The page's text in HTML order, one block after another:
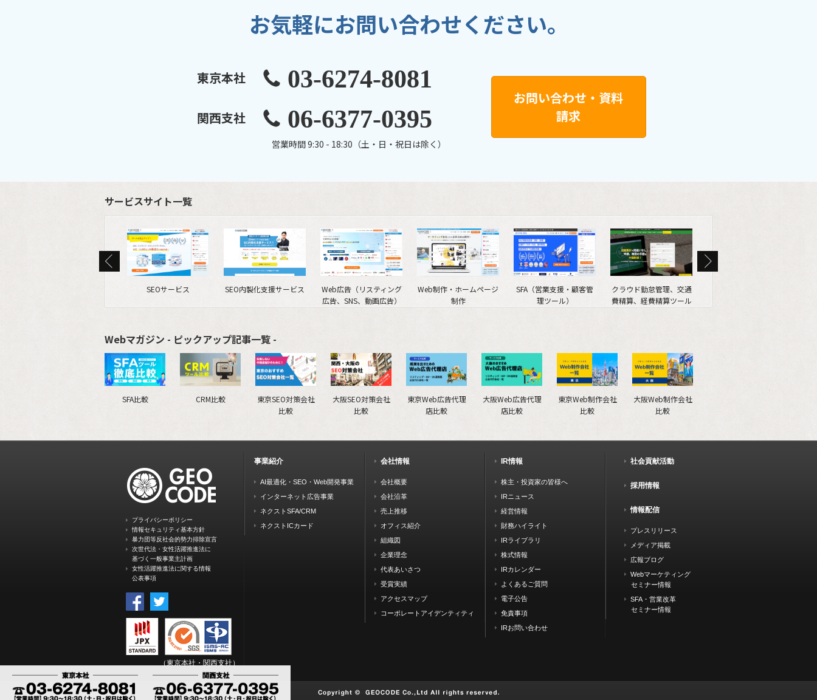
お気軽にお問い合わせください。
東京本社 03-6274-8081
関西支社 06-6377-0395
営業時間 9:30 - 18:30（土・日・祝日は除く）
お問い合わせ・資料
請求
サービスサイト一覧
SEOサービス SEO内製化支援サービス
Web広告（リスティング
広告、SNS、動画広告）
Web制作・ホームページ
制作
SFA（営業支援・顧客管
理ツール）
クラウド勤怠管理、交通
費精算、経費精算ツール
Webマガジン - ピックアップ記事一覧 -
SFA比較 CRM比較
東京SEO対策会社
比較
大阪SEO対策会社
比較
東京Web広告代理
店比較
大阪Web広告代理
店比較
東京Web制作会社
比較
大阪Web制作会社
比較
プライバシーポリシー
情報セキュリティ基本方針
暴力団等反社会的勢力排除宣言
次世代法・女性活躍推進法に
基づく一般事業主計画
女性活躍推進法に関する情報
公表事項
（東京本社・関西支社）
事業紹介
AI最適化・SEO・Web開発事業
インターネット広告事業
ネクストSFA/CRM
ネクストICカード
会社情報
会社概要
会社沿革
売上推移
オフィス紹介
組織図
企業理念
代表あいさつ
受賞実績
アクセスマップ
コーポレートアイデンティティ
IR情報
株主・投資家の皆様へ
IRニュース
経営情報
財務ハイライト
IRライブラリ
株式情報
IRカレンダー
よくあるご質問
電子公告
免責事項
IRお問い合わせ
社会貢献活動
採用情報
情報配信
プレスリリース
メディア掲載
広報ブログ
Webマーケティング
セミナー情報
SFA・営業改革
セミナー情報